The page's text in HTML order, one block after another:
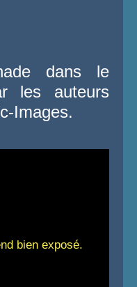
dans le
les auteurs
Images.